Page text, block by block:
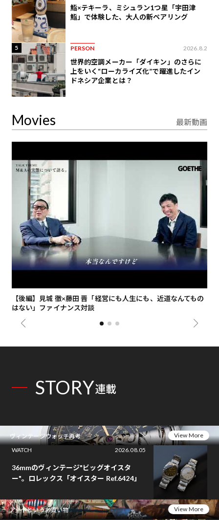
鮨×テキーラ、ミシュラン1つ星「宇田津
鮨」で体験した、大人の新ペアリング
5 PERSON 2026.8.2
世界的空調メーカー「ダイキン」のさらに
上をいく“ローカライズ化”で躍進したイン
ドネシア企業とは？
Movies 最新動画
【後編】見城 徹×藤田 晋「経営にも人生にも、近道なんてもの
はない」ファイナンス対談
STORY連載
ヴィンテージウォッチ再考
View More
WATCH
2026.08.05
36mmのヴィンテージ"ビッグオイスタ
ー"。ロレックス「オイスター Ref.6424」
アートというお買い物
View More